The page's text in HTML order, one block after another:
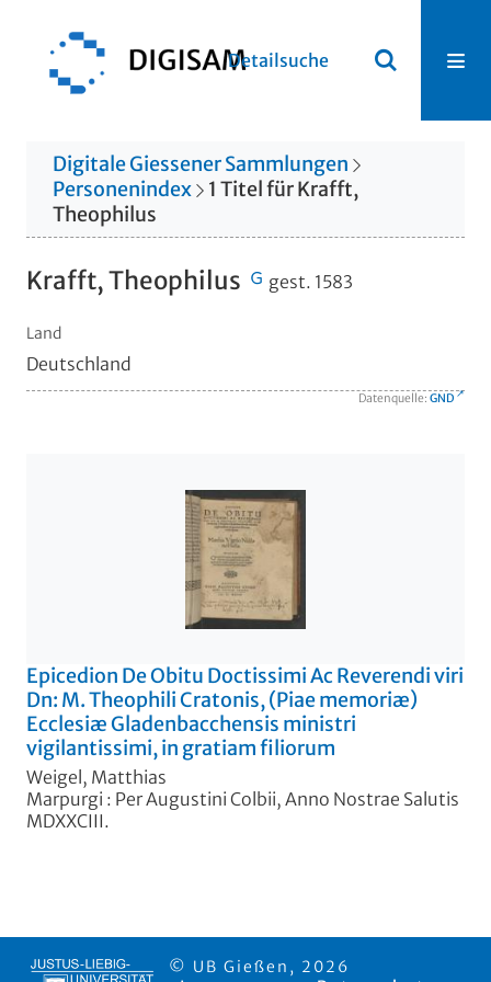
Detailsuche
Digitale Giessener Sammlungen
Personenindex
1 TitelfürKrafft,
Theophilus
Krafft, Theophilus gest. 1583
Land
Deutschland
Datenquelle: GND
Epicedion De Obitu Doctissimi Ac Reverendi viri
Dn: M. Theophili Cratonis, (Piae memoriæ)
Ecclesiæ Gladenbacchensis ministri
vigilantissimi, in gratiam filiorum
Weigel, Matthias
Marpurgi : Per Augustini Colbii, Anno Nostrae Salutis
MDXXCIII.
© UB Gießen, 2026